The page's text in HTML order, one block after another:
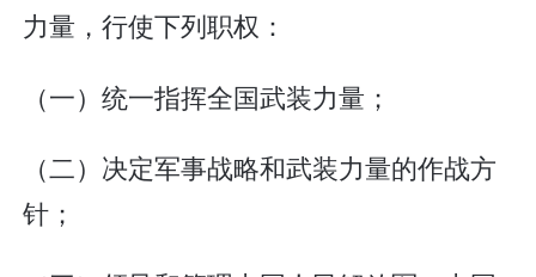
力量，行使下列职权：
（一）统一指挥全国武装力量；
（二）决定军事战略和武装力量的作战方
针；